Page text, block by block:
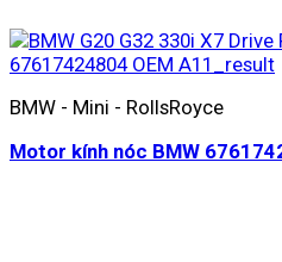
BMW - Mini - RollsRoyce
Motor kính nóc BMW